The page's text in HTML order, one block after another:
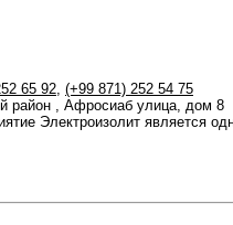
65 92, (+99 871) 252 54 75
район , Афросиаб улица, дом 8
Электроизолит является